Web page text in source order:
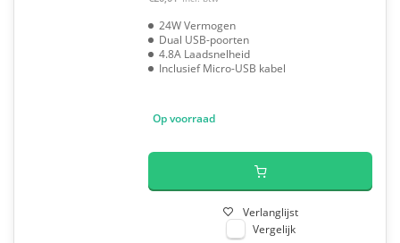
24W Vermogen
Dual USB-poorten
4.8A Laadsnelheid
Inclusief Micro-USB kabel
Op voorraad
Verlanglijst
Vergelijk